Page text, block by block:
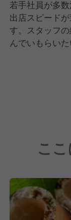
若手社員が多数
出店スピード
す。スタッフ
んでいもらい
仲間とともに
こ